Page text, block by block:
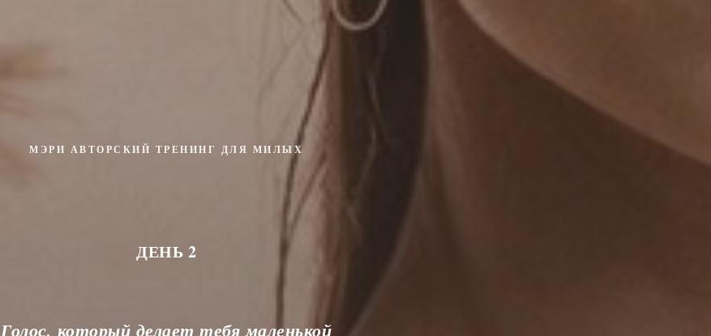
МЭРИ АВТОРСКИЙ ТРЕНИНГ ДЛЯ МИЛЫХ
ДЕНЬ 2
Голос, который делает тебя маленькой